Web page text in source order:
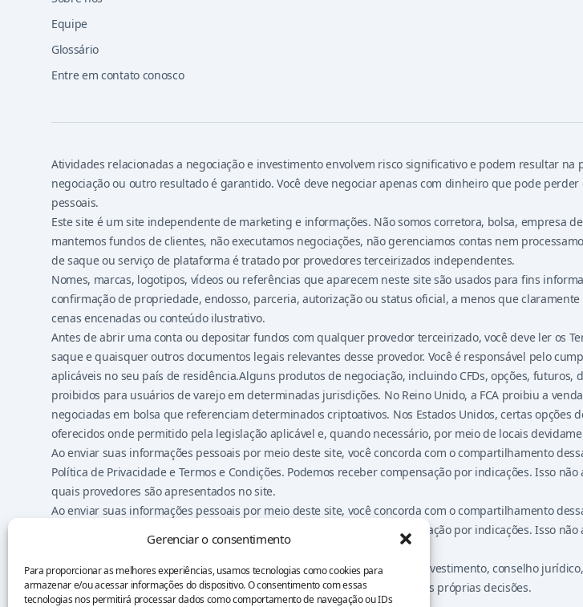
Gerenciar o consentimento
Para proporcionar as melhores experiências, usamos tecnologias como cookies para
armazenar e/ou acessar informações do dispositivo. O consentimento com essas
tecnologias nos permitirá processar dados como comportamento de navegação ou IDs
Equipe
Glossário
Entre em contato conosco
Atividades relacionadas a negociação e investimento envolvem risco significativo e podem resultar
negociação ou outro resultado é garantido. Você deve negociar apenas com dinheiro que pode
pessoais.
Este site é um site independente de marketing e informações. Não somos corretora, bolsa, empresa
mantemos fundos de clientes, não executamos negociações, não gerenciamos contas nem
de saque ou serviço de plataforma é tratado por provedores terceirizados independentes.
Nomes, marcas, logotipos, vídeos ou referências que aparecem neste site são usados para fins
confirmação de propriedade, endosso, parceria, autorização ou status oficial, a menos que
cenas encenadas ou conteúdo ilustrativo.
Antes de abrir uma conta ou depositar fundos com qualquer provedor terceirizado, você deve ler os
saque e quaisquer outros documentos legais relevantes desse provedor. Você é responsável pelo
aplicáveis no seu país de residência.Alguns produtos de negociação, incluindo CFDs, opções,
proibidos para usuários de varejo em determinadas jurisdições. No Reino Unido, a FCA proibiu a
negociadas em bolsa que referenciam determinados criptoativos. Nos Estados Unidos, certas
oferecidos onde permitido pela legislação aplicável e, quando necessário, por meio de locais
Ao enviar suas informações pessoais por meio deste site, você concorda com o compartilhamento
Política de Privacidade e Termos e Condições. Podemos receber compensação por indicações. Isso
quais provedores são apresentados no site.
Ao enviar suas informações pessoais por meio deste site, você concorda com o compartilhamento
Política de Privacidade e Termos e Condições. Podemos receber compensação por indicações. Isso
quais provedores são apresentados no site.
Nada neste site deve ser considerado conselho financeiro, conselho de investimento, conselho
produto financeiro. Você permanece exclusivamente responsável por suas próprias decisões.